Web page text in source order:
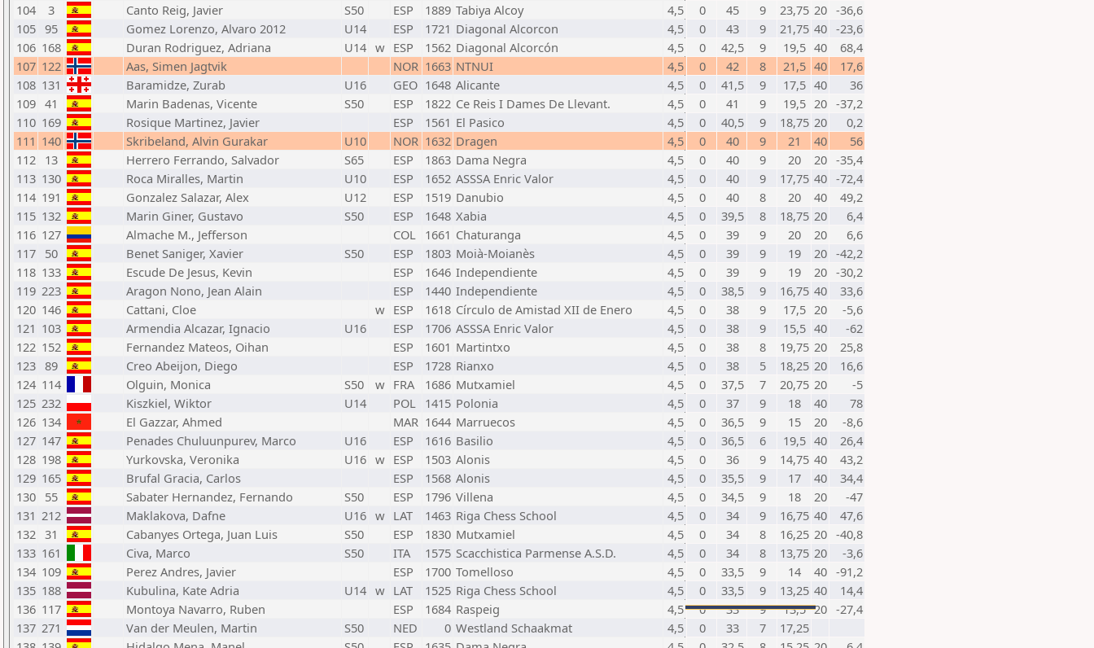
104
3 Canto Reig, Javier S50 ESP 1889 Tabiya Alcoy 4,5 0 45 9 23,75 20 -36,6
105 95 Gomez Lorenzo, Alvaro 2012 U14 ESP 1721 Diagonal Alcorcon 4,5 0 43 9 21,75 40 -23,6
106 168 Duran Rodriguez, Adriana U14 w ESP 1562 Diagonal Alcorcón 4,5 0 42,5 9 19,5 40
68,4
107 122 Aas, Simen Jagtvik NOR 1663 NTNUI 4,5 0 42 8 21,5 40
17,6
108 131 Baramidze, Zurab U16 GEO 1648 Alicante 4,5 0 41,5 9 17,5 40
36
109 41 Marin Badenas, Vicente S50 ESP 1822 Ce Reis I Dames De Llevant. 4,5 0 41 9 19,5 20 -37,2
110 169 Rosique Martinez, Javier ESP 1561 El Pasico 4,5 0 40,5 9 18,75 20
0,2
111 140 Skribeland, Alvin Gurakar U10 NOR 1632 Dragen 4,5 0 40 9 21 40
56
112 13 Herrero Ferrando, Salvador S65 ESP 1863 Dama Negra 4,5 0 40 9 20 20 -35,4
113 130 Roca Miralles, Martin U10 ESP 1652 ASSSA Enric Valor 4,5 0 40 9 17,75 40 -72,4
114 191 Gonzalez Salazar, Alex U12 ESP 1519 Danubio 4,5 0 40 8 20 40
49,2
115 132 Marin Giner, Gustavo S50 ESP 1648 Xabia 4,5 0 39,5 8 18,75 20
6,4
116 127 Almache M., Jefferson COL 1661 Chaturanga 4,5 0 39 9 20 20
6,6
117 50 Benet Saniger, Xavier S50 ESP 1803 Moià-Moianès 4,5 0 39 9 19 20 -42,2
118 133 Escude De Jesus, Kevin ESP 1646 Independiente 4,5 0 39 9 19 20 -30,2
119 223 Aragon Nono, Jean Alain ESP 1440 Independiente 4,5 0 38,5 9 16,75 40
33,6
120 146 Cattani, Cloe w ESP 1618 Círculo de Amistad XII de Enero 4,5 0 38 9 17,5 20
-5,6
121 103 Armendia Alcazar, Ignacio U16 ESP 1706 ASSSA Enric Valor 4,5 0 38 9 15,5 40
-62
122 152 Fernandez Mateos, Oihan ESP 1601 Martintxo 4,5 0 38 8 19,75 20
25,8
123 89 Creo Abeijon, Diego ESP 1728 Rianxo 4,5 0 38 5 18,25 20
16,6
124 114 Olguin, Monica S50 w FRA 1686 Mutxamiel 4,5 0 37,5 7 20,75 20
-5
125 232 Kiszkiel, Wiktor U14 POL 1415 Polonia 4,5 0 37 9 18 40
78
126 134 El Gazzar, Ahmed MAR 1644 Marruecos 4,5 0 36,5 9 15 20
-8,6
127 147 Penades Chuluunpurev, Marco U16 ESP 1616 Basilio 4,5 0 36,5 6 19,5 40
26,4
128 198 Yurkovska, Veronika U16 w ESP 1503 Alonis 4,5 0 36 9 14,75 40
43,2
129 165 Brufal Gracia, Carlos ESP 1568 Alonis 4,5 0 35,5 9 17 40
34,4
130 55 Sabater Hernandez, Fernando S50 ESP 1796 Villena 4,5 0 34,5 9 18 20
-47
131 212 Maklakova, Dafne U16 w LAT 1463 Riga Chess School 4,5 0 34 9 16,75 40
47,6
132 31 Cabanyes Ortega, Juan Luis S50 ESP 1830 Mutxamiel 4,5 0 34 8 16,25 20 -40,8
133 161 Civa, Marco S50 ITA 1575 Scacchistica Parmense A.S.D. 4,5 0 34 8 13,75 20
-3,6
134 109 Perez Andres, Javier ESP 1700 Tomelloso 4,5 0 33,5 9 14 40 -91,2
135 188 Kubulina, Kate Adria U14 w LAT 1525 Riga Chess School 4,5 0 33,5 9 13,25 40
14,4
136 117 Montoya Navarro, Ruben ESP 1684 Raspeig 4,5 0 33 9 13,5 20 -27,4
137 271 Van der Meulen, Martin S50 NED 0 Westland Schaakmat 4,5 0 33 7
17,25